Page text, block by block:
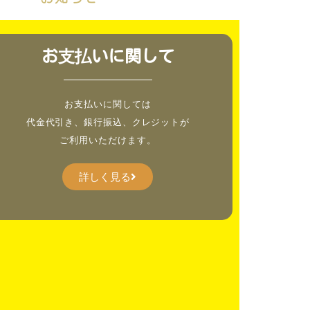
お支払いに関して
お支払いに関しては
代金代引き、銀行振込、クレジットが
ご利用いただけます。
詳しく見る